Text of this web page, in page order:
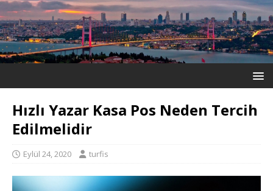
Hızlı Yazar Kasa Pos Neden Tercih
Edilmelidir
Eylül 24, 2020 turfis